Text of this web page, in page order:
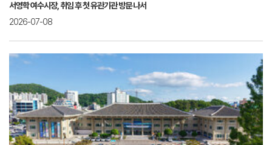
서영학 여수시장, 취임 후 첫 유관기관 방문 나서
2026-07-08